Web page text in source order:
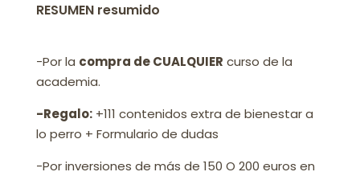
RESUMEN resumido
-Por la compra de CUALQUIER curso de la
academia.
-Regalo:+111 contenidos extra de bienestar a
lo perro + Formulario de dudas
-Por inversiones de más de 150 O 200 euros en